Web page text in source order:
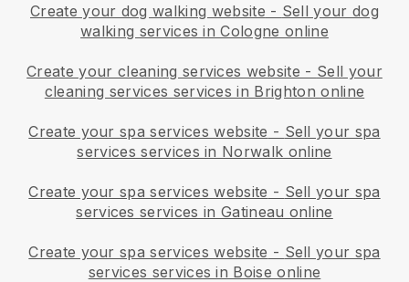
Create your dog walking website - Sell your dog
walking services in Cologne online
Create your cleaning services website - Sell your
cleaning services services in Brighton online
Create your spa services website - Sell your spa
services services in Norwalk online
Create your spa services website - Sell your spa
services services in Gatineau online
Create your spa services website - Sell your spa
services services in Boise online